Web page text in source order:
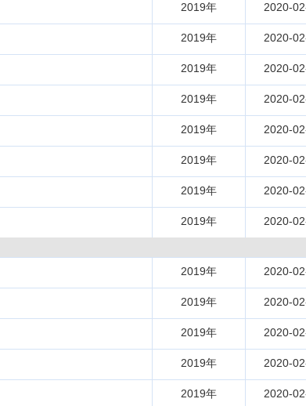
2019年 2020-
2019年 2020-
2019年 2020-
2019年 2020-
2019年 2020-
2019年 2020-
2019年 2020-
2019年 2020-
2019年 2020-
2019年 2020-
2019年 2020-
2019年 2020-
2019年 2020-